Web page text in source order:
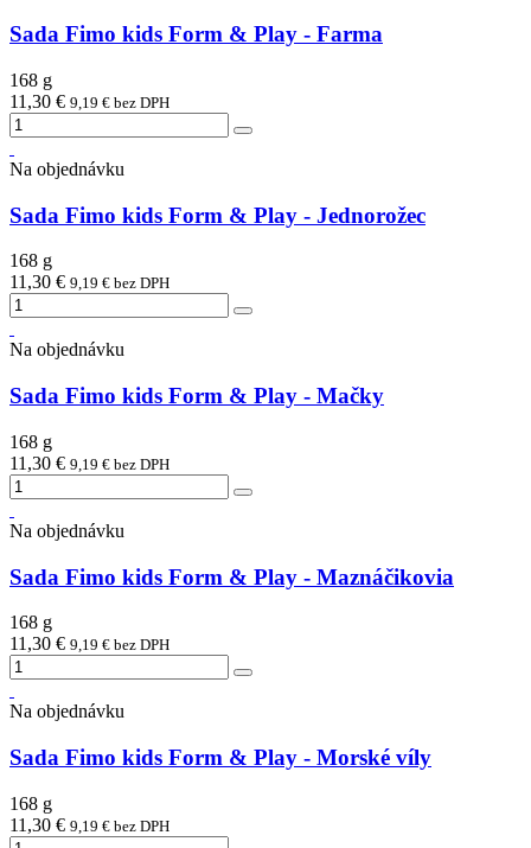
Sada Fimo kids Form & Play - Farma
168 g
11,30 € 9,19 € bez DPH
Na objednávku
Sada Fimo kids Form & Play - Jednorožec
168 g
11,30 € 9,19 € bez DPH
Na objednávku
Sada Fimo kids Form & Play - Mačky
168 g
11,30 € 9,19 € bez DPH
Na objednávku
Sada Fimo kids Form & Play - Maznáčikovia
168 g
11,30 € 9,19 € bez DPH
Na objednávku
Sada Fimo kids Form & Play - Morské víly
168 g
11,30 € 9,19 € bez DPH